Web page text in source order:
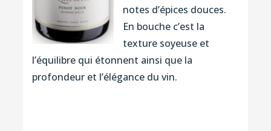
notes d’épices douces.
En bouche c’est la
texture soyeuse et
l’équilibre qui étonnent ainsi que la
profondeur et l’élégance du vin.